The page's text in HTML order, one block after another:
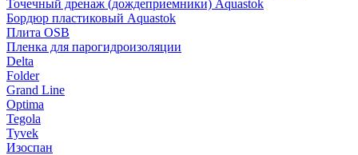
Точечный дренаж (дождеприемники) Aquastok
Бордюр пластиковый Aquastok
Плита OSB
Пленка для парогидроизоляции
Delta
Folder
Grand Line
Optima
Tegola
Tyvek
Изоспан